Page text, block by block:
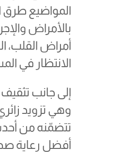
المواضيع طرق
بالأمراض
أمراض القلب،
الانتظار في
وهي تزويد
تتضمّنه من
أفضل رعاية